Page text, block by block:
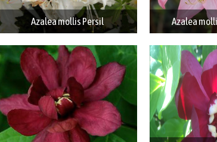
Azalea mollis Persil Azalea